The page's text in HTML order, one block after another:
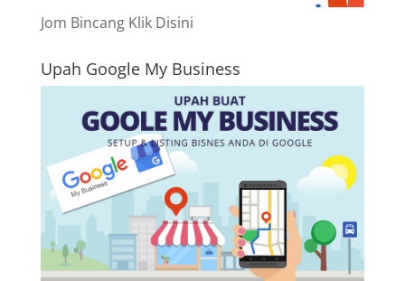
Jom Bincang Klik Disini
Upah Google My Business